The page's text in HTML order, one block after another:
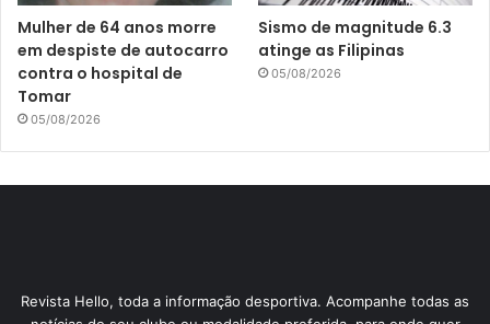
Mulher de 64 anos morre
em despiste de autocarro
contra o hospital de
Tomar
05/08/2026
Sismo de magnitude 6.3
atinge as Filipinas
05/08/2026
Revista Hello, toda a informação desportiva. Acompanhe todas as